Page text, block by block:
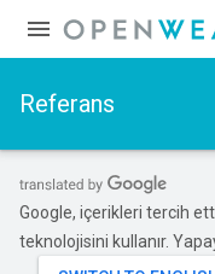
Referans
Google, içerikleri tercih
teknolojisini kullanır.